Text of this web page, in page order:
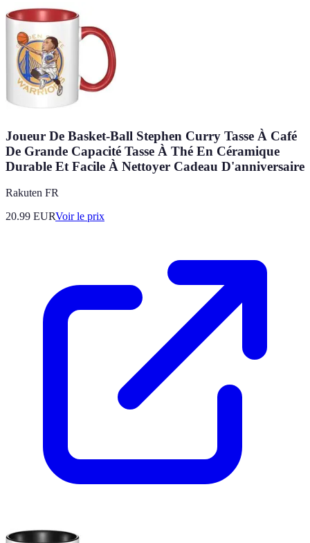
Joueur De Basket-Ball Stephen Curry Tasse À Café
De Grande Capacité Tasse À Thé En Céramique
Durable Et Facile À Nettoyer Cadeau D'anniversaire
Rakuten FR
20.99 EURVoir le prix